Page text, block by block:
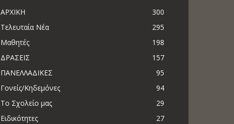
ΑΡΧΙΚΗ
300
Τελευταία Νέα
295
Μαθητές
198
ΔΡΑΣΕΙΣ
157
ΠΑΝΕΛΛΑΔΙΚΕΣ
95
Γονείς/Κηδεμόνες
94
Το Σχολείο μας
29
Ειδικότητες
27